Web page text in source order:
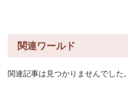
関連ワールド
関連記事は見つかりませんでした。